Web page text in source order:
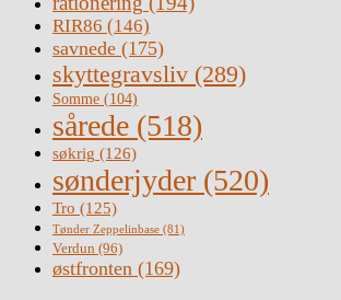
RIR86 (146)
savnede (175)
skyttegravsliv (289)
Somme (104)
sårede (518)
søkrig (126)
sønderjyder (520)
Tro (125)
Tønder Zeppelinbase (81)
Verdun (96)
østfronten (169)